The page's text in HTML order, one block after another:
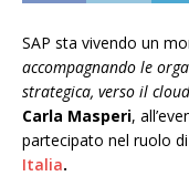
SAP sta vivendo un
accompagnando le
strategica, verso il
Carla Masperi,
partecipato nel ruolo di
Italia.